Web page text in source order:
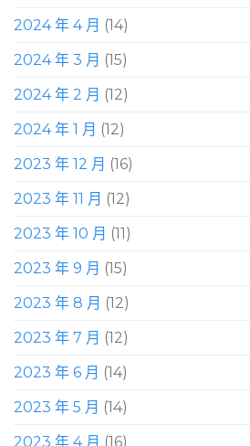
2024 年 4 月 (14)
2024 年 3 月 (15)
2024 年 2 月 (12)
2024 年 1 月 (12)
2023 年 12 月 (16)
2023 年 11 月 (12)
2023 年 10 月 (11)
2023 年 9 月 (15)
2023 年 8 月 (12)
2023 年 7 月 (12)
2023 年 6 月 (14)
2023 年 5 月 (14)
2023 年 4 月 (16)